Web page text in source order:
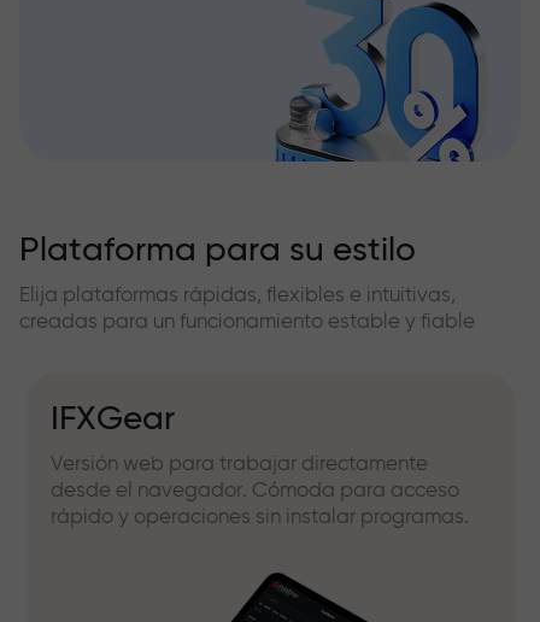
Plataforma para su estilo
Elija plataformas rápidas, flexibles e intuitivas,
creadas para un funcionamiento estable y fiable
IFXGear
Versión web para trabajar directamente
desde el navegador. Cómoda para acceso
rápido y operaciones sin instalar programas.